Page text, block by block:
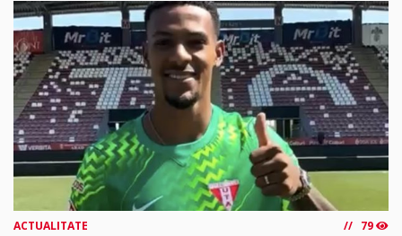
ACTUALITATE 79